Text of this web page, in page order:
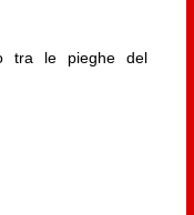
tra le pieghe del